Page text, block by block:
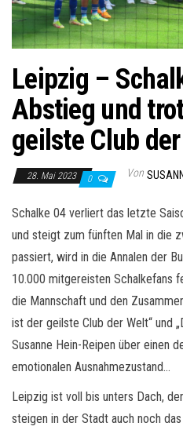
Leipzig –
Abstieg und
geilste Club
28. Mai 2023 0 Von
Schalke 04 verliert das letzte
und steigt zum fünften Mal in die
passiert, wird in die Annalen der
10.000 mitgereisten Schalkefans
die Mannschaft und den
ist der geilste Club der Welt“ und
Susanne Hein-Reipen über einen
emotionalen Ausnahmezustand…
Leipzig ist voll bis unters Dach,
steigen in der Stadt auch noch